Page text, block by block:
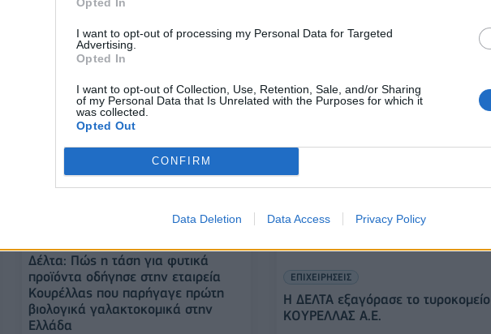
I want to opt-out of processing my Personal Data for Targeted
Advertising.
Opted In
I want to opt-out of Collection, Use, Retention, Sale, and/or Sharing
of my Personal Data that Is Unrelated with the Purposes for which it
was collected.
Opted Out
CONFIRM
Data Deletion Data Access Privacy Policy
06/12/2022 - 11:26
Δέλτα: Πώς η τάση για φυτικά
προϊόντα οδήγησε στην εταιρεία
Κουρέλλας που παρήγαγε πρώτη
βιολογικά γαλακτοκομικά στην
Ελλάδα
ΕΠΙΧΕΙΡΗΣΕΙΣ
Η ΔΕΛΤΑ εξαγόρασε το τυροκομείο
ΚΟΥΡΕΛΛΑΣ Α.Ε.